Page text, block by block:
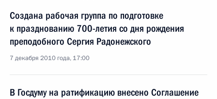
Создана рабочая группа по подготовке
к празднованию 700-летия со дня рождения
преподобного Сергия Радонежского
7 декабря 2010 года, 17:00
В Госдуму на ратификацию внесено Соглашение